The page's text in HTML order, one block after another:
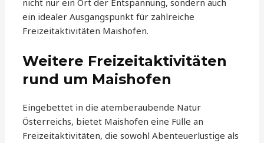
nicht nur ein Ort der Entspannung, sondern auch
ein idealer Ausgangspunkt für zahlreiche
Freizeitaktivitäten Maishofen.
Weitere Freizeitaktivitäten
rund um Maishofen
Eingebettet in die atemberaubende Natur
Österreichs, bietet Maishofen eine Fülle an
Freizeitaktivitäten, die sowohl Abenteuerlustige als